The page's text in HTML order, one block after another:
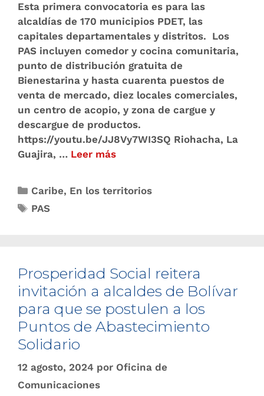
Esta primera convocatoria es para las
alcaldías de 170 municipios PDET, las
capitales departamentales y distritos. Los
PAS incluyen comedor y cocina comunitaria,
punto de distribución gratuita de
Bienestarina y hasta cuarenta puestos de
venta de mercado, diez locales comerciales,
un centro de acopio, y zona de cargue y
descargue de productos.
https://youtu.be/JJ8Vy7WI3SQ Riohacha, La
Guajira, … Leer más
Caribe, En los territorios
PAS
Prosperidad Social reitera
invitación a alcaldes de Bolívar
para que se postulen a los
Puntos de Abastecimiento
Solidario
12 agosto, 2024 por Oficina de
Comunicaciones